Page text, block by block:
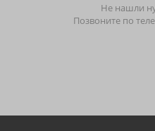
Не нашли
Позвоните по